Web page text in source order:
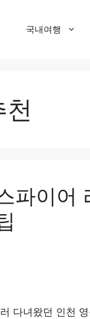
국내여행
파이어
다녀왔던 인천